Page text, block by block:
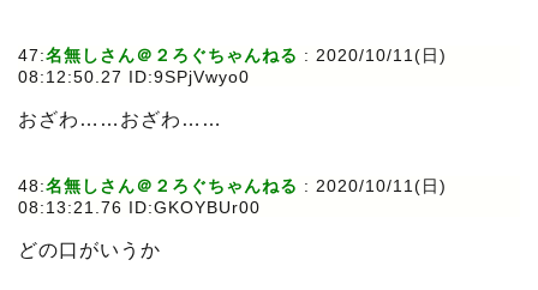
47:名無しさん＠２ろぐちゃんねる : 2020/10/11(日)
08:12:50.27 ID:9SPjVwyo0
おざわ……おざわ……
48:名無しさん＠２ろぐちゃんねる : 2020/10/11(日)
08:13:21.76 ID:GKOYBUr00
どの口がいうか